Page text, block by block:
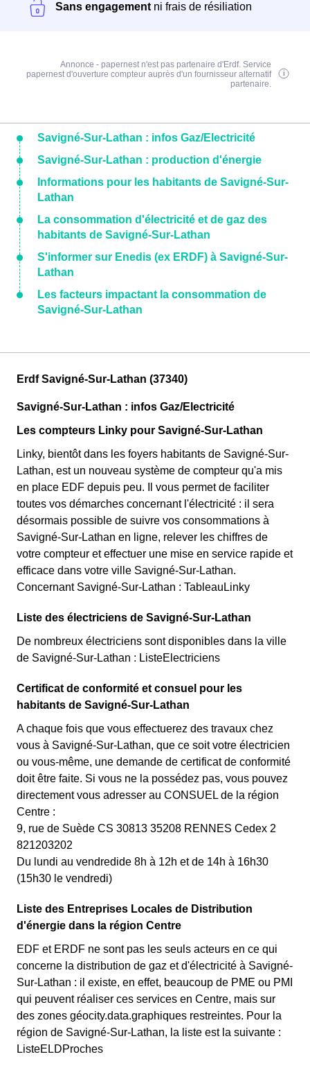
Sans engagement ni frais de résiliation
Annonce - papernest n'est pas partenaire d'Erdf. Service
papernest d'ouverture compteur auprès d'un fournisseur alternatif
partenaire.
Savigné-Sur-Lathan : infos Gaz/Electricité
Savigné-Sur-Lathan : production d'énergie
Informations pour les habitants de Savigné-Sur-
Lathan
La consommation d'électricité et de gaz des
habitants de Savigné-Sur-Lathan
S'informer sur Enedis (ex ERDF) à Savigné-Sur-
Lathan
Les facteurs impactant la consommation de
Savigné-Sur-Lathan
Erdf Savigné-Sur-Lathan (37340)
Savigné-Sur-Lathan : infos Gaz/Electricité
Les compteurs Linky pour Savigné-Sur-Lathan
Linky, bientôt dans les foyers habitants de Savigné-Sur-
Lathan, est un nouveau système de compteur qu'a mis
en place EDF depuis peu. Il vous permet de faciliter
toutes vos démarches concernant l'électricité : il sera
désormais possible de suivre vos consommations à
Savigné-Sur-Lathan en ligne, relever les chiffres de
votre compteur et effectuer une mise en service rapide et
efficace dans votre ville Savigné-Sur-Lathan.
Concernant Savigné-Sur-Lathan : TableauLinky
Liste des électriciens de Savigné-Sur-Lathan
De nombreux électriciens sont disponibles dans la ville
de Savigné-Sur-Lathan : ListeElectriciens
Certificat de conformité et consuel pour les
habitants de Savigné-Sur-Lathan
A chaque fois que vous effectuerez des travaux chez
vous à Savigné-Sur-Lathan, que ce soit votre électricien
ou vous-même, une demande de certificat de conformité
doit être faite. Si vous ne la possédez pas, vous pouvez
directement vous adresser au CONSUEL de la région
Centre :
9, rue de Suède CS 30813 35208 RENNES Cedex 2
821203202
Du lundi au vendredide 8h à 12h et de 14h à 16h30
(15h30 le vendredi)
Liste des Entreprises Locales de Distribution
d'énergie dans la région Centre
EDF et ERDF ne sont pas les seuls acteurs en ce qui
concerne la distribution de gaz et d'électricité à Savigné-
Sur-Lathan : il existe, en effet, beaucoup de PME ou PMI
qui peuvent réaliser ces services en Centre, mais sur
des zones géocity.data.graphiques restreintes. Pour la
région de Savigné-Sur-Lathan, la liste est la suivante :
ListeELDProches